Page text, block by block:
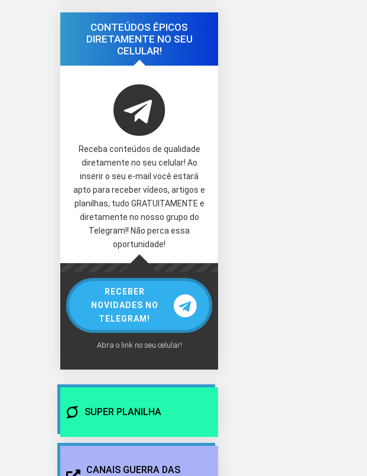
CONTEÚDOS ÉPICOS
DIRETAMENTE NO SEU
CELULAR!
Receba conteúdos de qualidade
diretamente no seu celular! Ao
inserir o seu e-mail você estará
apto para receber vídeos, artigos e
planilhas, tudo GRATUITAMENTE e
diretamente no nosso grupo do
Telegram!! Não perca essa
oportunidade!
RECEBER
NOVIDADES NO
TELEGRAM!
Abra o link no seu celular!
SUPER PLANILHA
CANAIS GUERRA DAS